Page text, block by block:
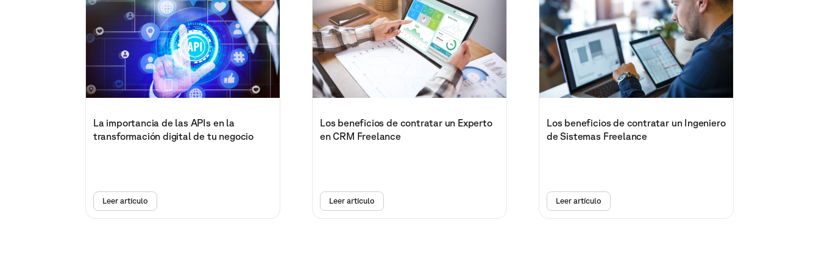
La importancia de las APIs en la
transformación digital de tu negocio
Leer artículo
Los beneficios de contratar un Experto
en CRM Freelance
Leer artículo
Los beneficios de contratar un Ingeniero
de Sistemas Freelance
Leer artículo